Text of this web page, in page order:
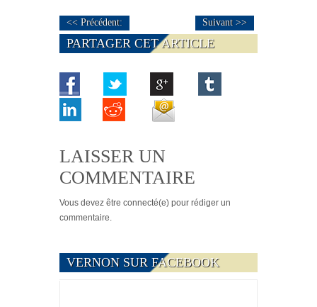
<< Précédent: Suivant >>
PARTAGER CET ARTICLE
LAISSER UN
COMMENTAIRE
Vous devez être connecté(e) pour rédiger un
commentaire.
VERNON SUR FACEBOOK